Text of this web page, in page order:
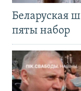
Беларуская
пяты набор